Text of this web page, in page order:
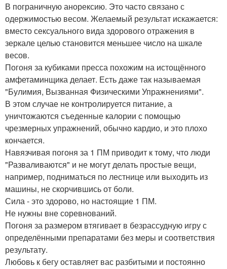
В пограничную анорексию. Это часто связано с
одержимостью весом. Желаемый результат искажается:
вместо сексуального вида здорового отражения в
зеркале целью становится меньшее число на шкале
весов.
Погоня за кубиками пресса похожим на истощённого
амфетаминщика делает. Есть даже так называемая
"Булимия, Вызванная Физическими Упражнениями".
В этом случае не контролируется питание, а
уничтожаются съеденные калории с помощью
чрезмерных упражнений, обычно кардио, и это плохо
кончается.
Навязчивая погоня за 1 ПМ приводит к тому, что люди
"Разваливаются" и не могут делать простые вещи,
например, подниматься по лестнице или выходить из
машины, не скорчившись от боли.
Сила - это здорово, но настоящие 1 ПМ.
Не нужны вне соревнований.
Погоня за размером втягивает в безрассудную игру с
определёнными препаратами без меры и соответствия
результату.
Любовь к бегу оставляет вас разбитыми и постоянно